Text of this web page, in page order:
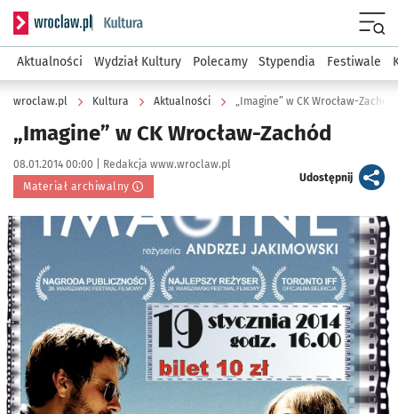
Serwis informacyjny wroclaw.pl podserwis: Kultura
Aktualności Wydział Kultury Polecamy Stypendia Festiwale
wroclaw.pl Kultura Aktualności „Imagine” w CK Wrocław-Zachód
„Imagine” w CK Wrocław-Zachód
Data publikacji:
08.01.2014 00:00 | Autor:
Redakcja www.wroclaw.pl
Materiał archiwalny
Udostępnijartykuł
Kliknij, aby powiększyć